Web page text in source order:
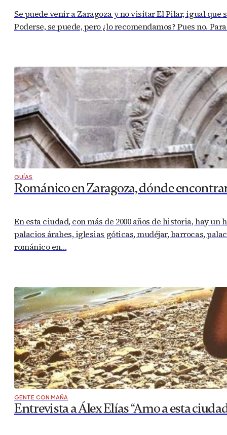
Se puede venir a Zaragoza y no visitar El Pilar, igual que
Poderse, se puede, pero ¿lo recomendamos? Pues no.
GUÍAS
Románico en Zaragoza, dónde
En esta ciudad, con más de 2000 años de historia, hay
palacios árabes, iglesias góticas, mudéjar, barrocas,
románico en…
GENTE CON MAÑA
Entrevista a Álex Elías “Amo a esta